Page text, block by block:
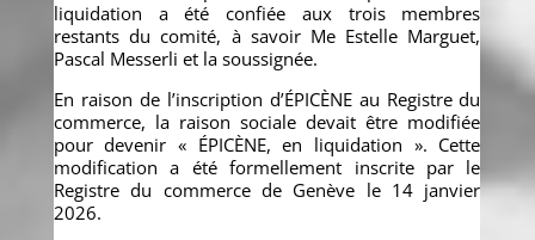
liquidation a été confiée aux trois membres
restants du comité, à savoir Me Estelle Marguet,
Pascal Messerli et la soussignée.
En raison de l’inscription d’ÉPICÈNE au Registre du
commerce, la raison sociale devait être modifiée
pour devenir « ÉPICÈNE, en liquidation ». Cette
modification a été formellement inscrite par le
Registre du commerce de Genève le 14 janvier
2026.